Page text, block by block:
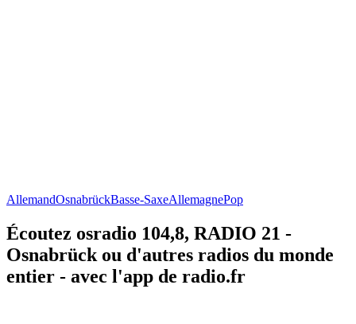
AllemandOsnabrückBasse-SaxeAllemagnePop
Écoutez osradio 104,8, RADIO 21 -
Osnabrück ou d'autres radios du monde
entier - avec l'app de radio.fr